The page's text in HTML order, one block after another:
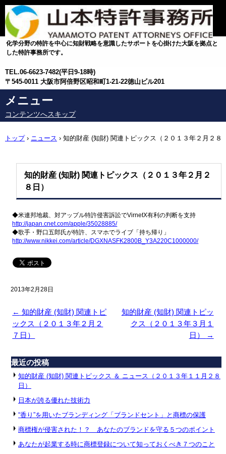
化学分野の特許を中心に知財戦略を意識したサポートを心掛けた大阪を拠点と
した特許事務所です。
TEL.06-6623-7482(平日9-18時)
〒545-0011 大阪市阿倍野区昭和町1-21-22徳山ビル201
メニュー
コンテンツへスキップ
トップ › ニュース › 知的財産 (知財) 関連トピックス（２０１３年２月２８
知的財産 (知財) 関連トピックス（２０１３年２月２
８日）
◆米連邦地裁、対アップル特許侵害訴訟でVirnetX有利の判 断を支持
http://japan.cnet.com/apple/35028885/
◆歌手・野口五郎氏が特許、スマホでライブ「持ち帰り」
http://www.nikkei.com/article/DGXNASFK2800B_Y3A220C1000000/
2013年2月28日
← 知的財産 (知財) 関連トピ
ックス（２０１３年２月２
７日）
知的財産 (知財) 関連トピッ
クス（２０１３年３月１
日）
→
最近の投稿
知的財産 (知財) 関連トピックス ＆ ニュース（２０１３年１１月２８
日）
日本が誇る優れた技術力
“香り”を用いたブランディング「ブランドセント」と商標の保護
商標権が侵害された！？ あなたのブランドを守る５つのポイント
あなたが起業する時に商標登録について知っておくべき７つのこと